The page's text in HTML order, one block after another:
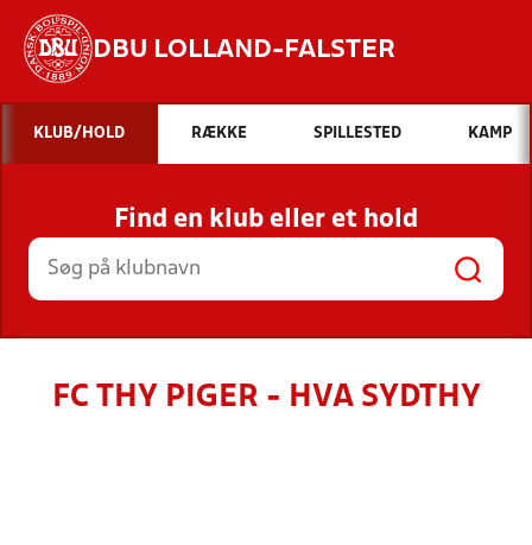
DBU LOLLAND-FALSTER
Hvad vil du søge efter?
INDHOLD OG NYHEDER
STILLINGER, RESULTATER, KLUBBER OG
HOLD
KLUB/HOLD RÆKKE SPILLESTED KAMP
Find en klub eller et hold
FC THY PIGER - HVA SYDTHY